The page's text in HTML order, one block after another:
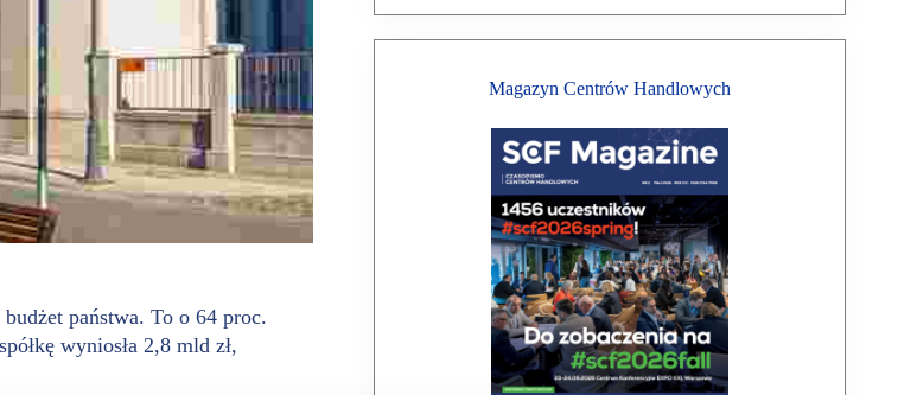
państwa. To o 64 proc.
wyniosła 2,8 mld zł,
Magazyn Centrów Handlowych